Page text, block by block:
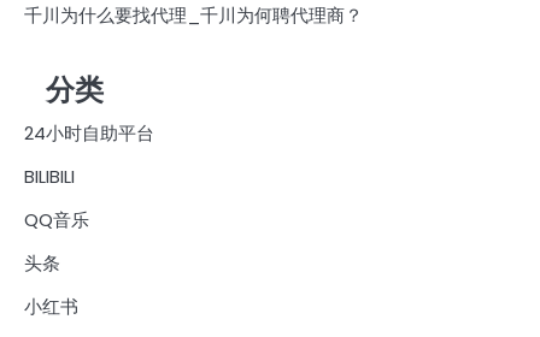
千川为什么要找代理_千川为何聘代理商？
分类
24小时自助平台
BILIBILI
QQ音乐
头条
小红书